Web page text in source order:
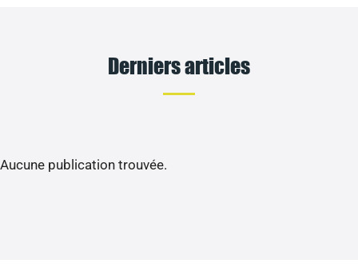
Derniers articles
Aucune publication trouvée.